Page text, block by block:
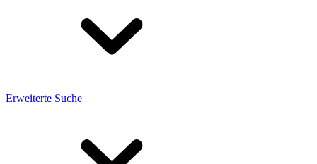
Erweiterte Suche